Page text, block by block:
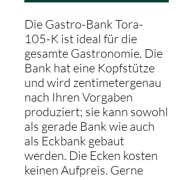
Die Gastro-Bank Tora-
105-K ist ideal für die
gesamte Gastronomie. Die
Bank hat eine Kopfstütze
und wird zentimetergenau
nach Ihren Vorgaben
produziert; sie kann sowohl
als gerade Bank wie auch
als Eckbank gebaut
werden. Die Ecken kosten
keinen Aufpreis. Gerne